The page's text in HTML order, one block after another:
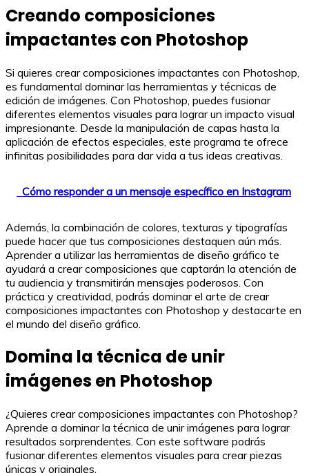
Creando composiciones
impactantes con Photoshop
Si quieres crear composiciones impactantes con Photoshop,
es fundamental dominar las herramientas y técnicas de
edición de imágenes. Con Photoshop, puedes fusionar
diferentes elementos visuales para lograr un impacto visual
impresionante. Desde la manipulación de capas hasta la
aplicación de efectos especiales, este programa te ofrece
infinitas posibilidades para dar vida a tus ideas creativas.
Cómo responder a un mensaje específico en Instagram
Además, la combinación de colores, texturas y tipografías
puede hacer que tus composiciones destaquen aún más.
Aprender a utilizar las herramientas de diseño gráfico te
ayudará a crear composiciones que captarán la atención de
tu audiencia y transmitirán mensajes poderosos. Con
práctica y creatividad, podrás dominar el arte de crear
composiciones impactantes con Photoshop y destacarte en
el mundo del diseño gráfico.
Domina la técnica de unir
imágenes en Photoshop
¿Quieres crear composiciones impactantes con Photoshop?
Aprende a dominar la técnica de unir imágenes para lograr
resultados sorprendentes. Con este software podrás
fusionar diferentes elementos visuales para crear piezas
únicas y originales.